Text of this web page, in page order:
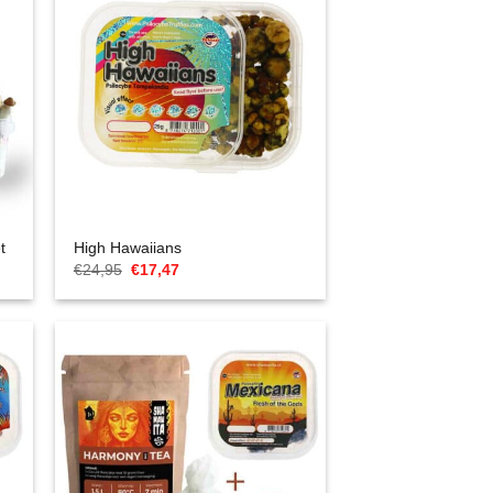
High Hawaiians
€24,95 Oorspronkelijke
was:
€17,47Huidige
is: